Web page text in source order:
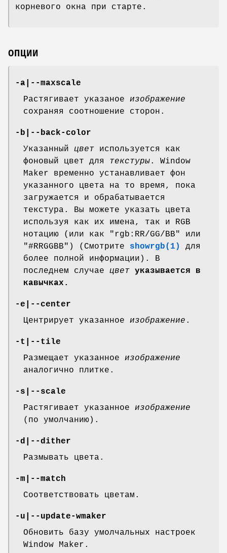
корневого окна при старте.
ОПЦИИ
-a|--maxscale
Растягивает указаное изображение
сохраняя соотношение сторон.
-b|--back-color
Указанный цвет используется как
фоновый цвет для текстуры. Window
Maker временно устанавливает фон
указанного цвета на то время, пока
загружается и обрабатывается
текстура. Вы можете указать цвета
используя как их имена, так и RGB
нотацию (или как "rgb:RR/GG/BB" или
"#RRGGBB") (Смотрите showrgb(1)
для
более полной информации). В
последнем случае цвет указывается в
кавычках.
-e|--center
Центрирует указанное изображение .
-t|--tile
Размещает указанное изображение
аналогично плитке.
-s|--scale
Растягивает указанное изображение
(по умолчанию).
-d|--dither
Размывать цвета.
-m|--match
Соответствовать цветам.
-u|--update-wmaker
Обновить базу умолчальных настроек
Window Maker.